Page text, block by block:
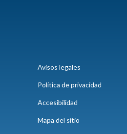
Avisos legales
Política de privacidad
Accesibilidad
Mapa del sitio